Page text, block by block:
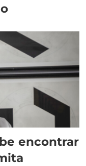
encontrar